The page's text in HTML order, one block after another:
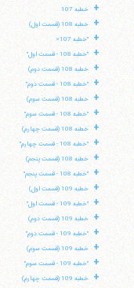
+ خطبه 107
+ خطبه 108 (قسمت اول)
+ "خطبه 107»
+ "خطبه 108 - قسمت اول"
+ خطبه 108 (قسمت دوم)
+ "خطبه 108 - قسمت دوم"
+ خطبه 108 (قسمت سوم)
+ "خطبه 108 - قسمت سوم"
+ خطبه 108 (قسمت چهارم)
+ "خطبه 108 - قسمت چهارم"
+ خطبه 108 (قسمت پنجم)
+ "خطبه 108 - قسمت پنجم"
+ خطبه 109 (قسمت اول)
+ "خطبه 109 - قسمت اول"
+ خطبه 109 (قسمت دوم)
+ "خطبه 109 - قسمت دوم"
+ خطبه 109 (قسمت سوم)
+ "خطبه 109 - قسمت سوم"
+ خطبه 109 (قسمت چهارم)